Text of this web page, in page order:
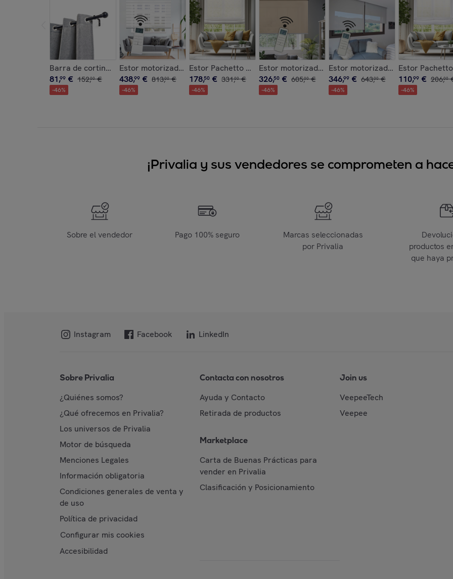
Barra de cortina d.28mm Aros Negro 110-200cm
81,99 € 152,00 €
-46%
Estor motorizado Noche & Día SQUARE Blanco
438,99 € 813,00 €
-46%
Estor Pachetto Estrellas
178,50 € 331,00 €
-46%
Estor motorizado CALM Camel
326,50 € 605,00 €
-46%
Estor motorizado SCREEN Gris
346,99 € 643,00 €
-46%
Estor
110,99 € 206,00
-46%
¡Privalia y sus vendedores se comprometen a
Sobre el vendedor Pago 100% seguro
Marcas seleccionadas
por Privalia
productos
que haya
Instagram Facebook LinkedIn
Sobre Privalia
¿Quiénes somos?
¿Qué ofrecemos en Privalia?
Los universos de Privalia
Motor de búsqueda
Menciones Legales
Información obligatoria
Condiciones generales de venta y
de uso
Política de privacidad
Configurar mis cookies
Accesibilidad
Contacta con nosotros
Ayuda y Contacto
Retirada de productos
Marketplace
Carta de Buenas Prácticas para
vender en Privalia
Clasificación y Posicionamiento
Join us
VeepeeTech
Veepee